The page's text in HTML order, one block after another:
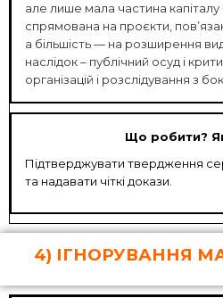
але лише мала частина капіталу
спрямована на проєкти,
а більшість — на розширення
наслідок – публічний осуд і
організацій і розслідування з
Що робити?
Підтверджувати твердження
та надавати чіткі докази.
4) ІГНОРУВАННЯ